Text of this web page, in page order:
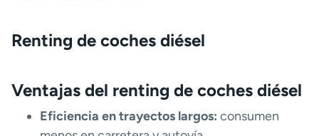
Renting de coches diésel
Ventajas del renting de coches diésel
Eficiencia en trayectos largos: consumen